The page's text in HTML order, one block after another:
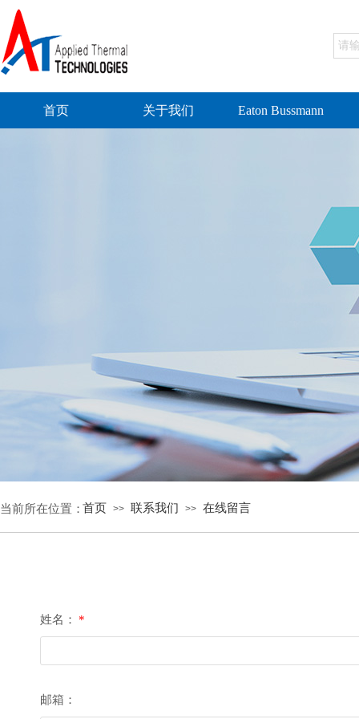
首页 关于我们 Eaton Bussmann
当前所在位置：首页 >> 联系我们 >> 在线留言
姓名： *
邮箱：